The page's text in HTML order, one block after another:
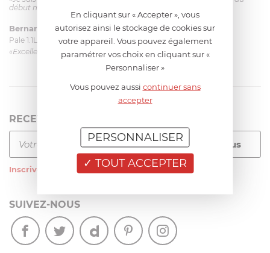
début mais ça le fait. La livraison a été très rapide. ...»
Bernard le 23/06/2026 à 09:43
Pale 1.1L pour Glacier Magimix 11031/121/123/124
«Excellent: produit et livraison»
RECEVEZ LA NEWSLETTER
Inscrivez-vous à notre newsletter
SUIVEZ-NOUS
En cliquant sur « Accepter », vous
autorisez ainsi le stockage de cookies sur
votre appareil. Vous pouvez également
paramétrer vos choix en cliquant sur «
Personnaliser »
Vous pouvez aussi continuer sans
accepter
TOUT ACCEPTER
PERSONNALISER